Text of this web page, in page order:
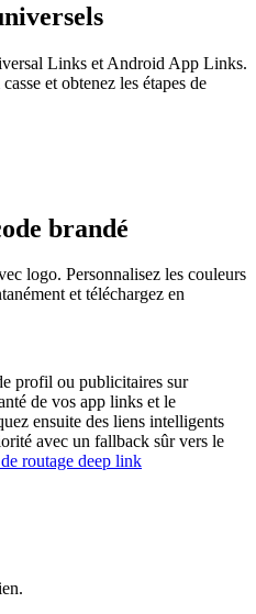
Links et Android App Links.
et obtenez les étapes de
brandé
logo. Personnalisez les couleurs
et téléchargez en
profil ou publicitaires sur
de vos app links et le
ensuite des liens intelligents
avec un fallback sûr vers le
routage deep link